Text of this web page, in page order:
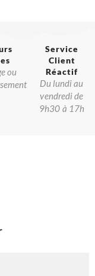
ou
Service
Client
Réactif​
Du lundi au
vendredi de
9h30 à 17h